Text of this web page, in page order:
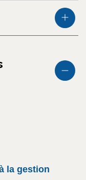
la gestion